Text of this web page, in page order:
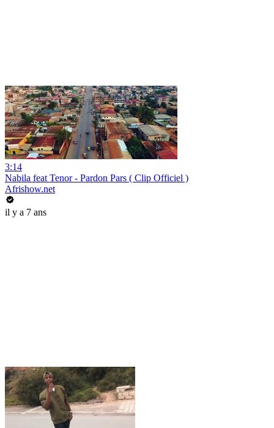
3:14
Nabila feat Tenor - Pardon Pars ( Clip Officiel )
Afrishow.net
il y a 7 ans